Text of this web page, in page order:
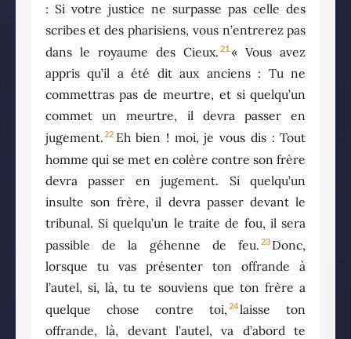
: Si votre justice ne surpasse pas celle des
scribes et des pharisiens, vous n’entrerez pas
dans le royaume des Cieux. 21 « Vous avez
appris qu’il a été dit aux anciens : Tu ne
commettras pas de meurtre, et si quelqu’un
commet un meurtre, il devra passer en
jugement.22 Eh bien ! moi, je vous dis : Tout
homme qui se met en colère contre son frère
devra passer en jugement. Si quelqu’un
insulte son frère, il devra passer devant le
tribunal. Si quelqu’un le traite de fou, il sera
passible de la géhenne de feu. 23 Donc,
lorsque tu vas présenter ton offrande à
l’autel, si, là, tu te souviens que ton frère a
quelque chose contre toi, 24laisse ton
offrande, là, devant l’autel, va d’abord te